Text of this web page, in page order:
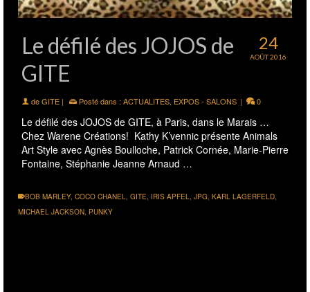
24
AOÛT 2016
Le défilé des JOJOS de
GITE
deGITE | Posté dans : ACTUALITES, EXPOS - SALONS | 0
Le défilé des JOJOS de GITE, à Paris, dans le Marais …
Chez Warene Créations! Kathy K’vennic présente Animals
Art Style avec Agnès Boulloche, Patrick Cornée, Marie-Pierre
Fontaine, Stéphanie Jeanne Arnaud …
BOB MARLEY, COCO CHANEL, GITE, IRIS APFEL, JPG, KARL LAGERFELD,
MICHAEL JACKSON, PUNKY